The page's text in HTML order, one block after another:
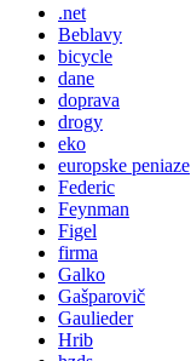
.net
Beblavy
bicycle
dane
doprava
drogy
eko
europske peniaze
Federic
Feynman
Figel
firma
Galko
Gašparovič
Gaulieder
Hrib